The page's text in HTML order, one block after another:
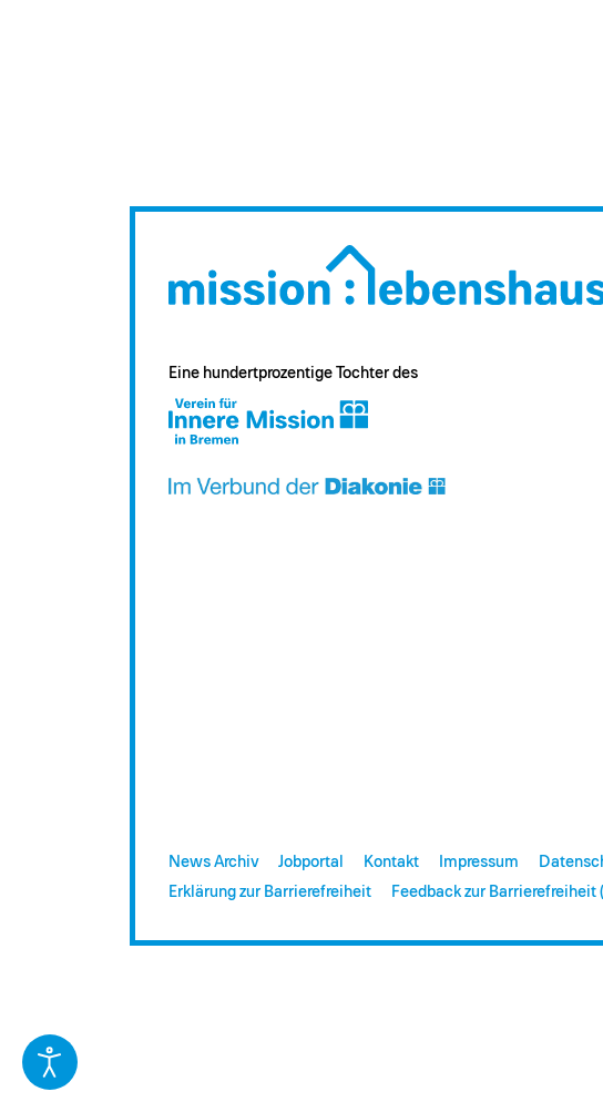
Eine hundertprozentige Tochter des
News Archiv Jobportal Kontakt Impressum
Erklärung zur Barrierefreiheit
Feedback zur Barrierefreiheit